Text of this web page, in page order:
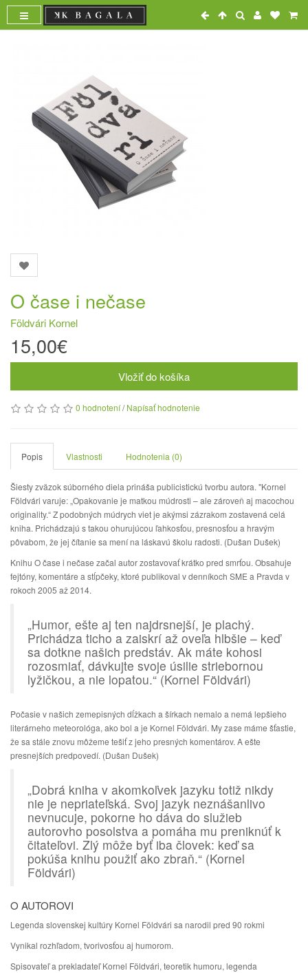
O čase i nečase
Földvári Kornel
15,00€
Vložiť do košíka
0 hodnotení/Napísať hodnotenie
Popis Vlastnosti Hodnotenia (0)
Šiesty zväzok súborného diela prináša publicistickú tvorbu autora. "Kornel
Földvári varuje: „Opakovanie je matkou múdrosti – ale zároveň aj macochou
originality.“ Z podobných múdrych viet je akýmsi zázrakom zostavená celá
kniha. Prichádzajú s takou ohurujúcou ľahkosťou, presnosťou a hravým
pôvabom, že jej čítanie sa mení na láskavú školu radosti. (Dušan Dušek)
Knihu O čase i nečase začal autor zostavovať krátko pred smrťou. Obsahuje
fejtóny, komentáre a stĺpčeky, ktoré publikoval v denníkoch SME a Pravda v
rokoch 2005 až 2014.
„Humor, ešte aj ten najdrsnejší, je plachý.
Prichádza ticho a zaiskrí až oveľa hlbšie – keď
sa dotkne našich predstáv. Ak máte kohosi
rozosmiať, dávkujte svoje úsilie striebornou
lyžičkou, a nie lopatou.“ (Kornel Földvári)
Počasie v našich zemepisných dĺžkach a šírkach nemalo a nemá lepšieho
literárneho meteorológa, ako bol a je Kornel Földvári. My zase máme šťastie,
že sa stále znovu môžeme tešiť z jeho presných komentárov. A ešte
presnejších predpovedí. (Dušan Dušek)
„Dobrá kniha v akomkoľvek jazyku totiž nikdy
nie je nepriateľská. Svoj jazyk neznášanlivo
nevnucuje, pokorne ho dáva do služieb
autorovho posolstva a pomáha mu preniknúť k
čitateľovi. Zlý môže byť iba človek: keď sa
pokúša knihu použiť ako zbraň.“ (Kornel
Földvári)
O AUTOROVI
Legenda slovenskej kultúry Kornel Földvári sa narodil pred 90 rokmi
Vynikal rozhľadom, tvorivosťou aj humorom.
Spisovateľ a prekladateľ Kornel Földvári, teoretik humoru, legenda